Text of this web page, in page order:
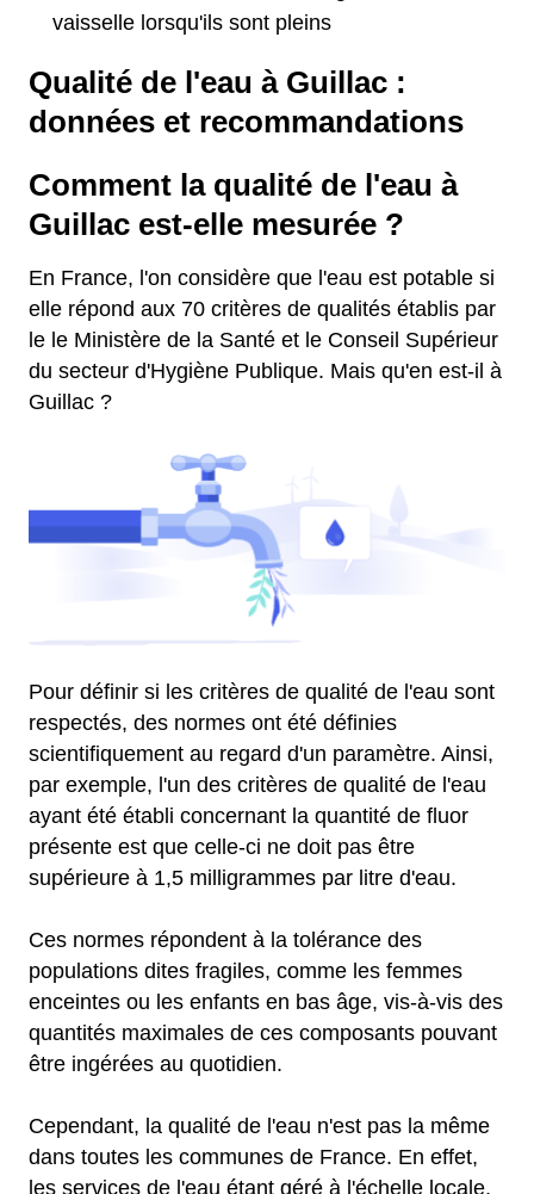
vaisselle lorsqu'ils sont pleins
Qualité de l'eau à Guillac :
données et recommandations
Comment la qualité de l'eau à
Guillac est-elle mesurée ?
En France, l'on considère que l'eau est potable si
elle répond aux 70 critères de qualités établis par
le le Ministère de la Santé et le Conseil Supérieur
du secteur d'Hygiène Publique. Mais qu'en est-il à
Guillac ?
Pour définir si les critères de qualité de l'eau sont
respectés, des normes ont été définies
scientifiquement au regard d'un paramètre. Ainsi,
par exemple, l'un des critères de qualité de l'eau
ayant été établi concernant la quantité de fluor
présente est que celle-ci ne doit pas être
supérieure à 1,5 milligrammes par litre d'eau.
Ces normes répondent à la tolérance des
populations dites fragiles, comme les femmes
enceintes ou les enfants en bas âge, vis-à-vis des
quantités maximales de ces composants pouvant
être ingérées au quotidien.
Cependant, la qualité de l'eau n'est pas la même
dans toutes les communes de France. En effet,
les services de l'eau étant géré à l'échelle locale,